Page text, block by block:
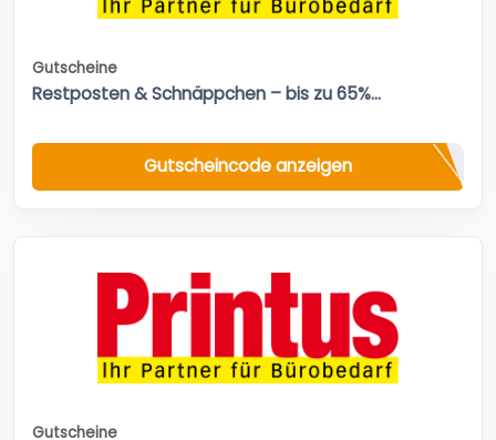
Gutscheine
Restposten & Schnäppchen – bis zu 65%...
Gutscheincode anzeigen
Gutscheine